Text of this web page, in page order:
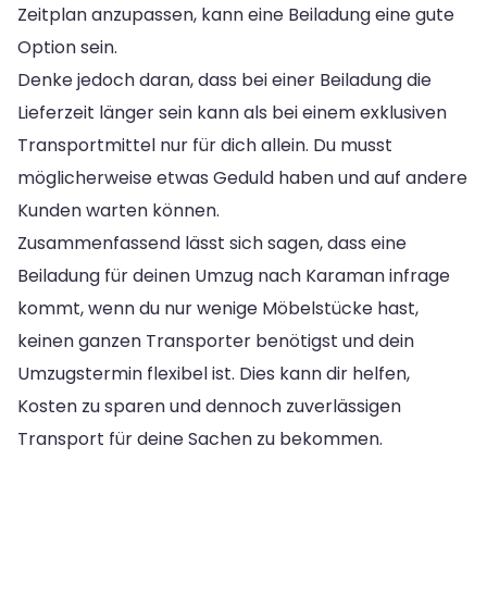
Zeitplan anzupassen, kann eine Beiladung eine gute
Option sein.
Denke jedoch daran, dass bei einer Beiladung die
Lieferzeit länger sein kann als bei einem exklusiven
Transportmittel nur für dich allein. Du musst
möglicherweise etwas Geduld haben und auf andere
Kunden warten können.
Zusammenfassend lässt sich sagen, dass eine
Beiladung für deinen Umzug nach Karaman infrage
kommt, wenn du nur wenige Möbelstücke hast,
keinen ganzen Transporter benötigst und dein
Umzugstermin flexibel ist. Dies kann dir helfen,
Kosten zu sparen und dennoch zuverlässigen
Transport für deine Sachen zu bekommen.